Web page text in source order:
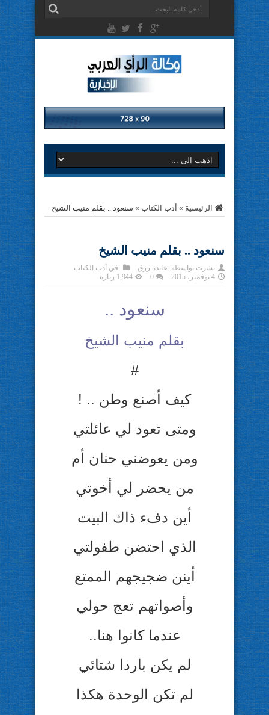
الرئيسية » أدب الكتاب » سنعود .. بقلم منيب الشيخ
سنعود .. بقلم منيب الشيخ
نشرت بواسطة: عايدة رزق في أدب الكتاب
4 نوفمبر، 2015
0 1,944 زيارة
سنعود ..
بقلم منيب الشيخ
#
كيف أصنع وطن .. !
ومتى تعود لي عائلتي
ومن يعوضني حنان أم
من يحضر لي أخوتي
أين دفء ذاك البيت
الذي احتضن طفولتي
أينن ضجيجهم الممتع
وأصواتهم تعج حولي
عندما كانوا هنا..
لم يكن باردا شتائي
لم تكن الوحدة هكذا